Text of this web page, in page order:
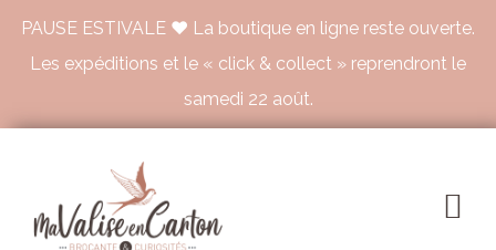
PAUSE ESTIVALE ♥ La boutique en ligne reste ouverte.
Les expéditions et le « click & collect » reprendront le
samedi 22 août.